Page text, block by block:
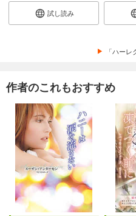
試し読み
「ハー
作者のこれもおすすめ